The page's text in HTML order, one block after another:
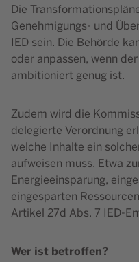
Die
Genehmigungs- und
IED sein. Die Behörde
oder anpassen, wenn
ambitioniert genug ist.
Zudem wird die
delegierte Verordnung
welche Inhalte ein
aufweisen muss. Etwa
Energieeinsparung,
eingesparten
Artikel 27d Abs. 7 IED-
Wer ist betroffen?